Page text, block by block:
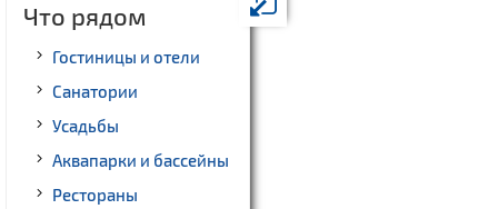
Что рядом
Гостиницы и отели
Санатории
Усадьбы
Аквапарки и бассейны
Рестораны